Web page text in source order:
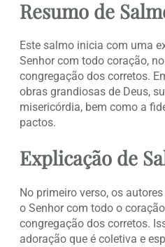
Resumo de
Este salmo inicia com uma
Senhor com todo coração,
congregação dos corretos.
obras grandiosas de Deus,
misericórdia, bem como a
pactos.
Explicação de
No primeiro verso, os
o Senhor com todo o
congregação dos corretos.
adoração que é coletiva e